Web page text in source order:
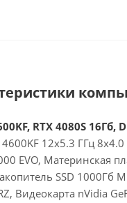
RTX 4080S 16Гб,
12x5.3 ГГц
EVO, Материнская
SSD 1000Гб
Видеокарта nVidia